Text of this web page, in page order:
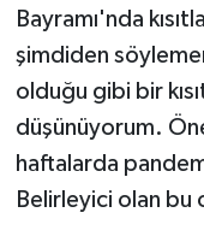
Bayramı'nda
şimdiden
olduğu gibi bir
düşünüyorum.
haftalarda
Belirleyici olan bu